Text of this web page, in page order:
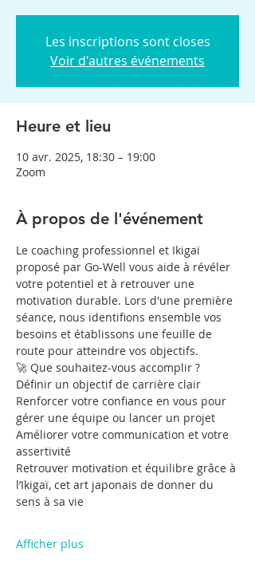
Les inscriptions sont closes
Voir d'autres événements
Heure et lieu
10 avr. 2025, 18:30 – 19:00
Zoom
À propos de l'événement
Le coaching professionnel et Ikigaï
proposé par Go-Well vous aide à révéler
votre potentiel et à retrouver une
motivation durable. Lors d'une première
séance, nous identifions ensemble vos
besoins et établissons une feuille de
route pour atteindre vos objectifs.
🚀 Que souhaitez-vous accomplir ?
Définir un objectif de carrière clair
Renforcer votre confiance en vous pour
gérer une équipe ou lancer un projet
Améliorer votre communication et votre
assertivité
Retrouver motivation et équilibre grâce à
l’Ikigaï, cet art japonais de donner du
sens à sa vie
Afficher plus